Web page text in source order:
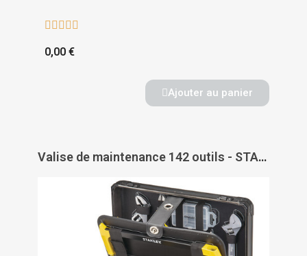
    
0,00 €
Ajouter au panier
Valise de maintenance 142 outils - STANLEY